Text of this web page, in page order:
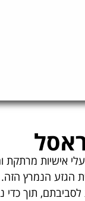
אישיות מרתקת
הגזע הנמרץ
תוך כדי